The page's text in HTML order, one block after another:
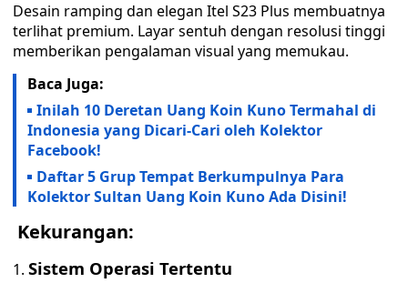
Desain ramping dan elegan Itel S23 Plus membuatnya
terlihat premium. Layar sentuh dengan resolusi tinggi
memberikan pengalaman visual yang memukau.
Baca Juga:
Inilah 10 Deretan Uang Koin Kuno Termahal di
Indonesia yang Dicari-Cari oleh Kolektor
Facebook!
Daftar 5 Grup Tempat Berkumpulnya Para
Kolektor Sultan Uang Koin Kuno Ada Disini!
Kekurangan:
Sistem Operasi Tertentu